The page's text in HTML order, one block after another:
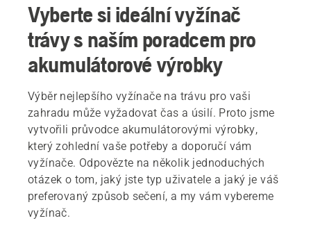
Vyberte si ideální vyžínač
trávy s naším poradcem pro
akumulátorové výrobky
Výběr nejlepšího vyžínače na trávu pro vaši
zahradu může vyžadovat čas a úsilí. Proto jsme
vytvořili průvodce akumulátorovými výrobky,
který zohlední vaše potřeby a doporučí vám
vyžínače. Odpovězte na několik jednoduchých
otázek o tom, jaký jste typ uživatele a jaký je váš
preferovaný způsob sečení, a my vám vybereme
vyžínač.